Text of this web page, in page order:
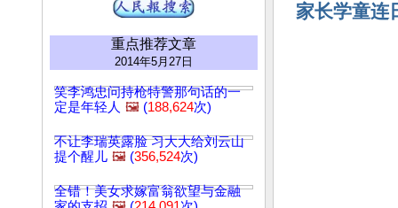
重点推荐文章
2014年5月27日
笑李鸿忠问持枪特警那句话的一
定是年轻人 🖼️ (188,624次)
不让李瑞英露脸 习大大给刘云山
提个醒儿 🖼️ (356,524次)
全错！美女求嫁富翁欲望与金融
家长学童连